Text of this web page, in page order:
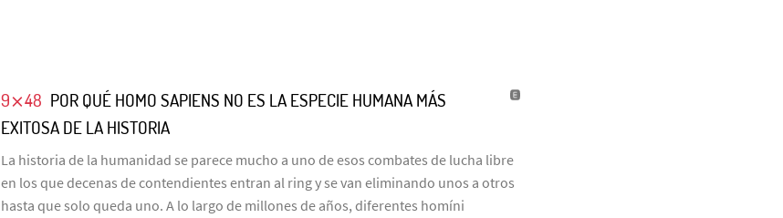
9⨯48 POR QUÉ HOMO SAPIENS NO ES LA ESPECIE HUMANA MÁS
EXITOSA DE LA HISTORIA
La historia de la humanidad se parece mucho a uno de esos combates de lucha libre
en los que decenas de contendientes entran al ring y se van eliminando unos a otros
hasta que solo queda uno. A lo largo de millones de años, diferentes homíni